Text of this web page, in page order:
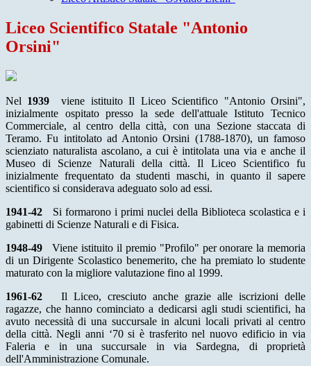
Liceo Scientifico Statale "Antonio
Orsini"
Nel 1939 viene istituito Il Liceo Scientifico "Antonio Orsini",
inizialmente ospitato presso la sede dell'attuale Istituto Tecnico
Commerciale, al centro della città, con una Sezione staccata di
Teramo. Fu intitolato ad Antonio Orsini (1788-1870), un famoso
scienziato naturalista ascolano, a cui è intitolata una via e anche il
Museo di Scienze Naturali della città. Il Liceo Scientifico fu
inizialmente frequentato da studenti maschi, in quanto il sapere
scientifico si considerava adeguato solo ad essi.
1941-42 Si formarono i primi nuclei della Biblioteca scolastica e i
gabinetti di Scienze Naturali e di Fisica.
1948-49 Viene istituito il premio "Profilo" per onorare la memoria
di un Dirigente Scolastico benemerito, che ha premiato lo studente
maturato con la migliore valutazione fino al 1999.
1961-62 Il Liceo, cresciuto anche grazie alle iscrizioni delle
ragazze, che hanno cominciato a dedicarsi agli studi scientifici, ha
avuto necessità di una succursale in alcuni locali privati al centro
della città. Negli anni ‘70 si è trasferito nel nuovo edificio in via
Faleria e in una succursale in via Sardegna, di proprietà
dell'Amministrazione Comunale.